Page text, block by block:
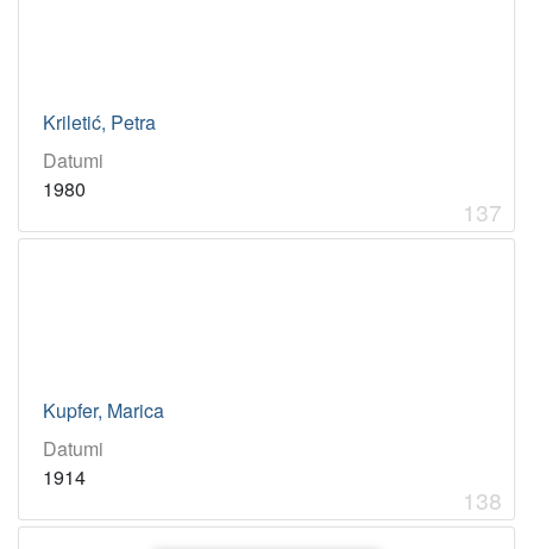
Kriletić, Petra
Datumi
1980
137
Kupfer, Marica
Datumi
1914
138